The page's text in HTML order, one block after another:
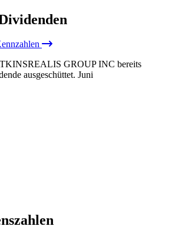
GROUP INC bereits
ausgeschüttet. Juni